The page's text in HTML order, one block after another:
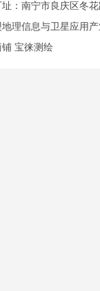
址：南宁市良庆区冬
地理信息与卫星应用
铺 宝徕测绘